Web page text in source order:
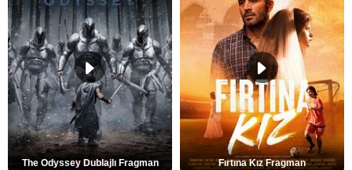
The Odyssey Dublajlı Fragman Fırtına Kız Fragman